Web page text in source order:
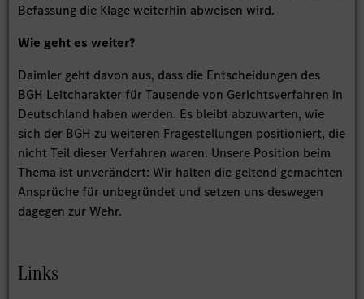
Befassung die Klage weiterhin abweisen wird.
Wie geht es weiter?
Daimler geht davon aus, dass die Entscheidungen des
BGH Leitcharakter für Tausende von Gerichtsverfahren in
Deutschland haben werden. Es bleibt abzuwarten, wie
sich der BGH zu weiteren Fragestellungen positioniert, die
nicht Teil dieser Verfahren waren. Unsere Position beim
Thema ist unverändert: Wir halten die geltend gemachten
Ansprüche für unbegründet und setzen uns deswegen
dagegen zur Wehr.
Links